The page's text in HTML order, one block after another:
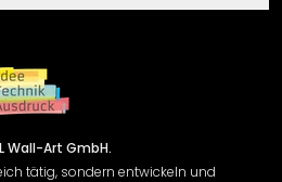
Wall-Art GmbH.
tätig, sondern entwickeln und